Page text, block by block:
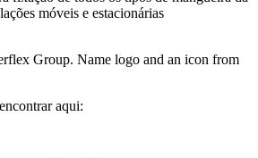
móveis e estacionárias
aqui: